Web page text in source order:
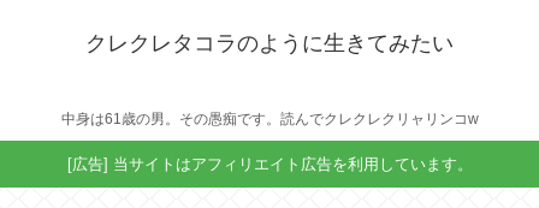
クレクレタコラのように生きてみたい
中身は61歳の男。その愚痴です。読んでクレクレクリャリンコw
[広告] 当サイトはアフィリエイト広告を利用しています。